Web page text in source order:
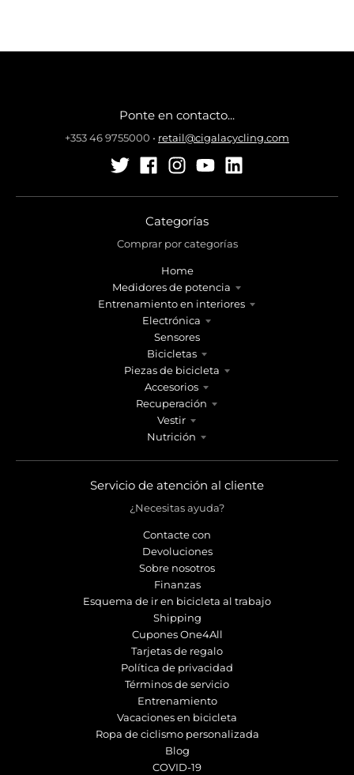
Ponte en contacto...
+353 46 9755000 • retail@cigalacycling.com
Categorías
Comprar por categorías
Home
Medidores de potencia
Entrenamiento en interiores
Electrónica
Sensores
Bicicletas
Piezas de bicicleta
Accesorios
Recuperación
Vestir
Nutrición
Servicio de atención al cliente
¿Necesitas ayuda?
Contacte con
Devoluciones
Sobre nosotros
Finanzas
Esquema de ir en bicicleta al trabajo
Shipping
Cupones One4All
Tarjetas de regalo
Política de privacidad
Términos de servicio
Entrenamiento
Vacaciones en bicicleta
Ropa de ciclismo personalizada
Blog
COVID-19